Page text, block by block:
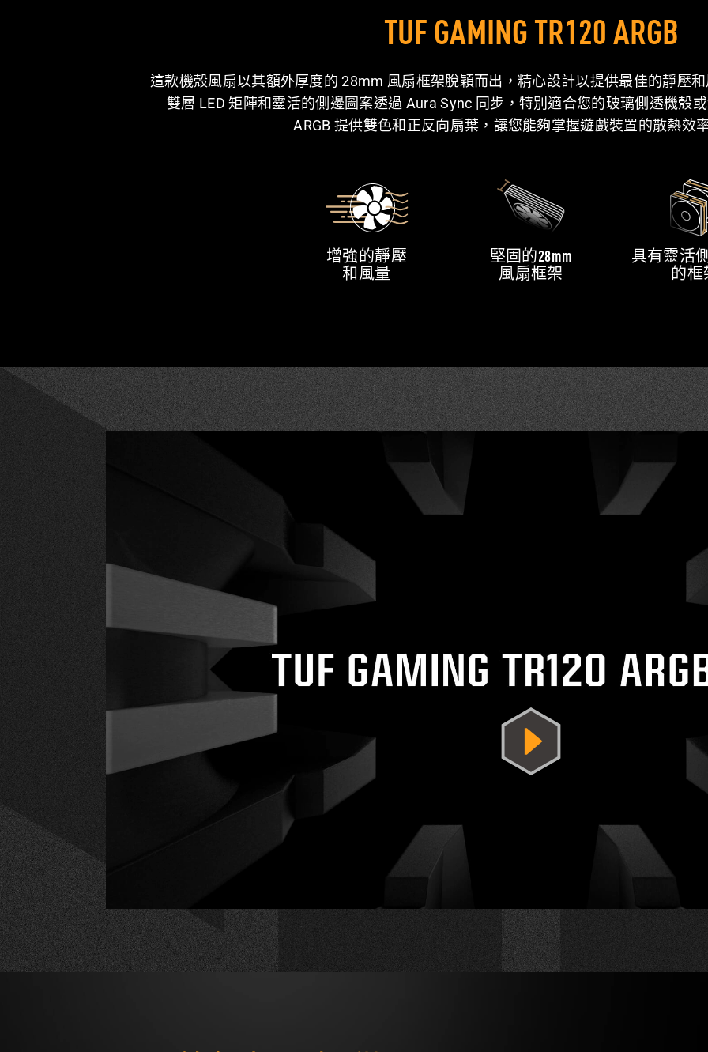
TUF GAMING TR120 ARGB
這款機殼風扇以其額外厚度的 28mm 風扇框架脫穎而出，精心設計以提供最佳的靜壓
雙層 LED 矩陣和靈活的側邊圖案透過 Aura Sync 同步，特別適合您的玻璃側透機殼
ARGB 提供雙色和正反向扇葉，讓您能夠掌握遊戲裝置的散熱效
增強的靜壓
和風量
堅固的28mm
風扇框架
具有靈活
的框